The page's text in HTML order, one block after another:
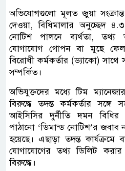
অভিযোগগুলো মূলত জুয়া সংক্রান্ত
দেওয়া, বিধিমালার অনুচ্ছেদ
নোটিশ পালনে ব্যর্থতা, তথ্য
যোগাযোগ গোপন বা মুছে ফেলা
বিরোধী কর্মকর্তার (ড্যাকো)
সম্পর্কিত।
অভিযুক্তদের মধ্যে টিম
বিরুদ্ধে তদন্ত কর্মকর্তার
আইসিসির দুর্নীতি দমন
পাঠানো ‘ডিমান্ড নোটিশ’র
হয়েছে। এছাড়া তদন্ত
যোগাযোগের তথ্য ডিলিট
বিরুদ্ধে।